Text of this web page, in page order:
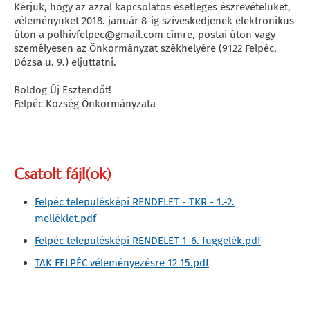
Kérjük, hogy az azzal kapcsolatos esetleges észrevételüket,
véleményüket 2018. január 8-ig szíveskedjenek elektronikus
úton a polhivfelpec@gmail.com címre, postai úton vagy
személyesen az Önkormányzat székhelyére (9122 Felpéc,
Dózsa u. 9.) eljuttatni.
Boldog Új Esztendőt!
Felpéc Község Önkormányzata
Csatolt fájl(ok)
Felpéc településképi RENDELET - TKR - 1.-2.
melléklet.pdf
Felpéc településképi RENDELET 1-6. függelék.pdf
TAK FELPÉC véleményezésre 12 15.pdf